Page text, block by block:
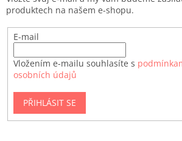
produktech na našem e-shopu.
E-mail
Vložením e-mailu souhlasíte s
osobních údajů
PŘIHLÁSIT SE